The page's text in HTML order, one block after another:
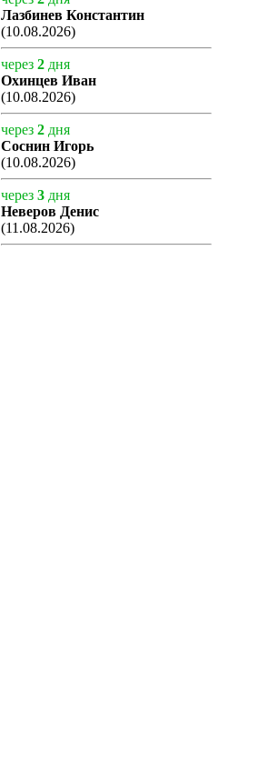
Лазбинев Константин
(10.08.2026)
через 2дня
Охинцев Иван
(10.08.2026)
через 2дня
Соснин Игорь
(10.08.2026)
через 3дня
Неверов Денис
(11.08.2026)